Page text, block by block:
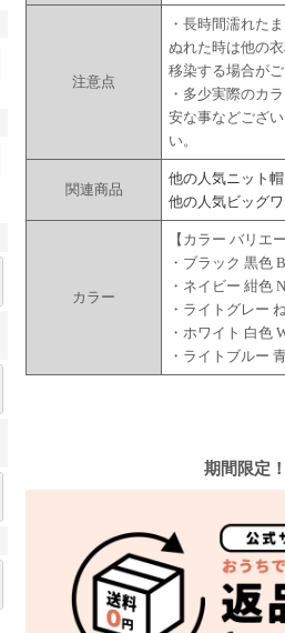
注意点
・長時間濡れた
ぬれた時は他の
移染する場合が
・多少実際のカ
安な事などござ
い。
関連商品
他の人気ニット
他の人気ビッグ
カラー
【カラー バリエ
・ブラック 黒色
・ネイビー 紺色
・ライトグレー
・ホワイト 白色
・ライトブルー
期間限定